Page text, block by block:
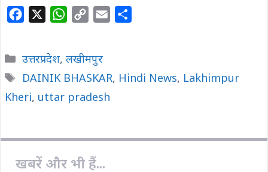
e
b
o
W
t
s
A
y
L
i
l
e
Categories
उत्तरप्रदेश, लखीमपुर
Tags
DAINIK BHASKAR, Hindi News, Lakhimpur
Kheri, uttar pradesh
खबरें और भी हैं...